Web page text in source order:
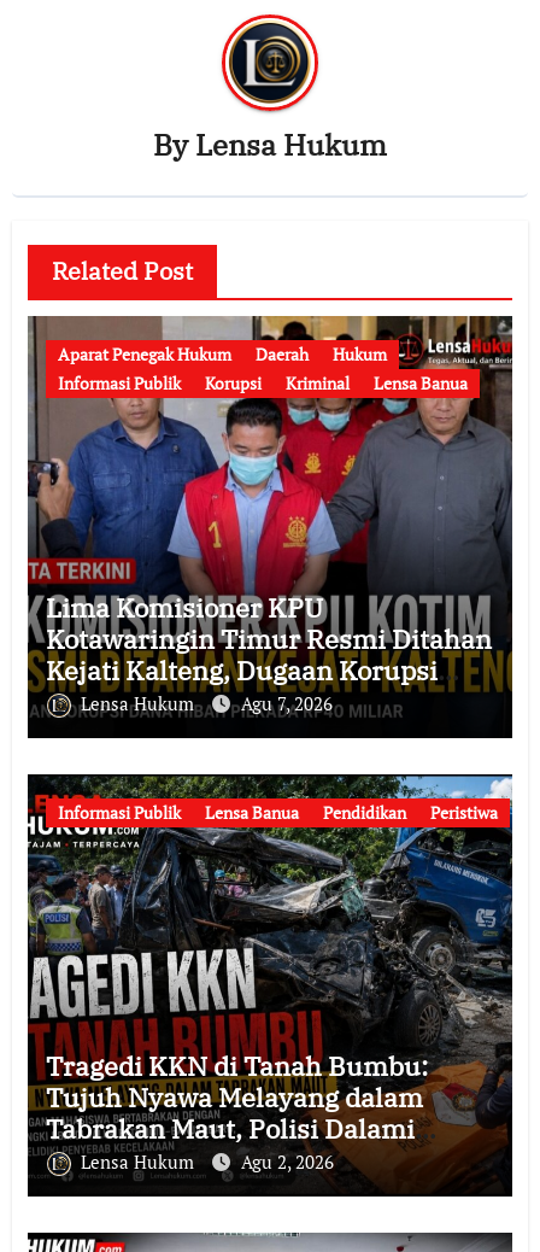
ByLensa Hukum
Related Post
Aparat Penegak Hukum Daerah
Hukum
Informasi Publik
Korupsi Kriminal Lensa Banua
Lima Komisioner KPU
Kotawaringin Timur Resmi Ditahan
Kejati Kalteng, Dugaan Korupsi
Dana Hibah Pilkada Rp40 Miliar
Memasuki Babak Baru
Lensa Hukum Agu 7, 2026
Informasi Publik Lensa Banua Pendidikan Peristiwa
Tragedi KKN di Tanah Bumbu:
Tujuh Nyawa Melayang dalam
Tabrakan Maut, Polisi Dalami
Seluruh Faktor Penyebab
Kecelakaan
Lensa Hukum Agu 2, 2026